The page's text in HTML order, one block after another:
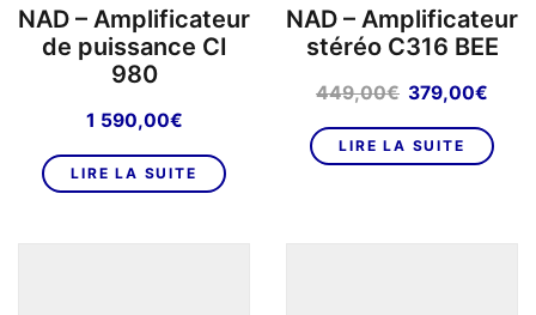
NAD – Amplificateur
de puissance CI
980
1 590,00€
LIRE LA SUITE
NAD – Amplificateur
stéréo C316 BEE
449,00€ Le
initial
était :
379,00€
LIRE LA SUITE